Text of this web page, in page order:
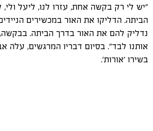
"יש לי רק בקשה אחת, עזרו לנו, ליעל ולי,
הביתה. הדליקו את האור במכשירים
נדליק להם את האור בדרך הביתה.
אותנו לבד". בסיום דבריו המרגשים, עלה
בשירו 'אורות'.